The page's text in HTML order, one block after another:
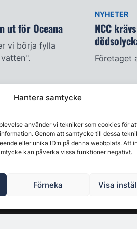
Hantera samtycke
använder vi tekniker som cookies för
Genom att samtycke till dessa
eller unika ID:n på denna webbplats. Att
kan påverka vissa funktioner negativt.
Förneka Visa
ut för Oceana
vi börja fylla
NYHETER
NCC
Företaget